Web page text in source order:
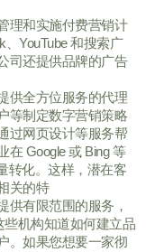
理和实施付费营销计
YouTube 和搜索广
司还提供品牌的广告
供全方位服务的代理
等制定数字营销策略
过网页设计等服务帮
在 Google 或 Bing 等
转化。这样，潜在客
关的特
供有限范围的服务，
机构知道如何建立品
。如果您想要一家彻